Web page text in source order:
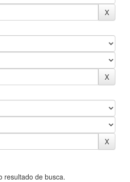
resultado de busca.